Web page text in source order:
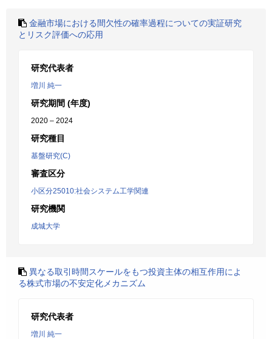
金融市場における間欠性の確率過程についての実証研究
とリスク評価への応用
研究代表者
増川 純一
研究期間 (年度)
2020 – 2024
研究種目
基盤研究(C)
審査区分
小区分25010:社会システム工学関連
研究機関
成城大学
異なる取引時間スケールをもつ投資主体の相互作用によ
る株式市場の不安定化メカニズム
研究代表者
増川 純一